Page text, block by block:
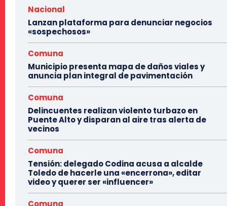
Nacional
Lanzan plataforma para denunciar negocios
«sospechosos»
Comuna
Municipio presenta mapa de daños viales y
anuncia plan integral de pavimentación
Comuna
Delincuentes realizan violento turbazo en
Puente Alto y disparan al aire tras alerta de
vecinos
Comuna
Tensión: delegado Codina acusa a alcalde
Toledo de hacerle una «encerrona», editar
video y querer ser «influencer»
Comuna